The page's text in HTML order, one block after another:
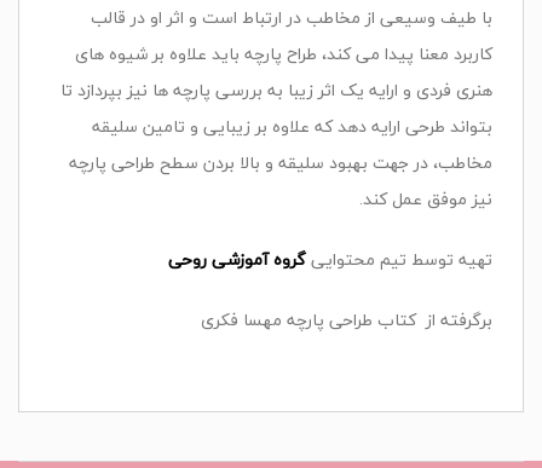
با طیف وسیعی از مخاطب در ارتباط است و اثر او در قالب
کاربرد معنا پیدا می کند، طراح پارچه باید علاوه بر شیوه های
هنری فردی و ارایه یک اثر زیبا به بررسی پارچه ها نیز بپردازد تا
بتواند طرحی ارایه دهد که علاوه بر زیبایی و تامین سلیقه
مخاطب، در جهت بهبود سلیقه و بالا بردن سطح طراحی پارچه
نیز موفق عمل کند.
تهیه توسط تیم محتواییگروه آموزشی روحی
برگرفته از کتاب طراحی پارچه مهسا فکری